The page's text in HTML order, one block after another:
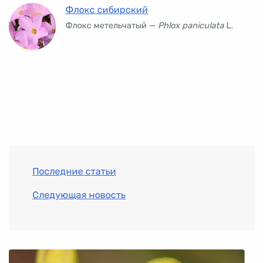
Флокс сибирский
Флокс метельчатый — Phlox paniculataL.
Последние статьи
Следующая новость